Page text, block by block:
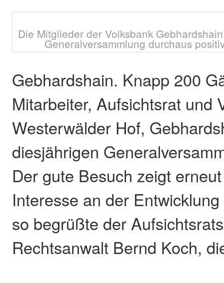
Die Mitglieder der Volksbank
Generalversammlung durchaus
Gebhardshain. Knapp 200
Mitarbeiter, Aufsichtsrat und
Westerwälder Hof,
diesjährigen
Der gute Besuch zeigt
Interesse an der
so begrüßte der
Rechtsanwalt Bernd Koch,